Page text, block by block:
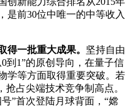
是前30位中唯一的中等收入
得一批重大成果。 坚持自由
到1”的原创导向，在量子信
学等方面取得重要突破。若
占尖端技术竞争制高点。
”首次登陆月球背面，“嫦